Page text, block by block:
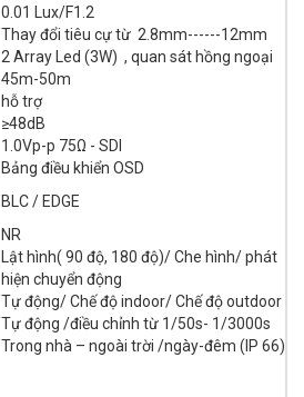
0.01 Lux/F1.2
Thay đổi tiêu cự từ 2.8mm------12mm
2 Array Led (3W) , quan sát hồng ngoại
45m-50m
hỗ trợ
≥48dB
1.0Vp-p 75Ω - SDI
Bảng điều khiển OSD
BLC / EDGE
NR
Lật hình( 90 độ, 180 độ)/ Che hình/ phát
hiện chuyển động
Tự động/ Chế độ indoor/ Chế độ outdoor
Tự động /điều chỉnh từ 1/50s- 1/3000s
Trong nhà – ngoài trời /ngày-đêm (IP 66)